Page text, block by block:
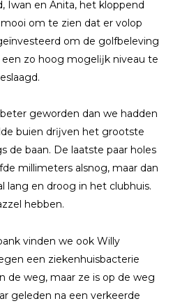
Iwan en Anita, het kloppend
om te zien dat er volop
om de golfbeleving
zo hoog mogelĳk niveau te
geworden dan we hadden
buien drĳven het grootste
de baan. De laatste paar holes
millimeters alsnog, maar dan
lang en droog in het clubhuis.
hebben.
vinden we ook Willy
een ziekenhuisbacterie
de weg, maar ze is op de weg
geleden na een verkeerde